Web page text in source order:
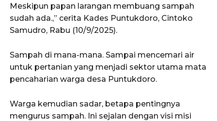
Meskipun papan larangan membuang sampah
sudah ada.,” cerita Kades Puntukdoro, Cintoko
Samudro, Rabu (10/9/2025).
Sampah di mana-mana. Sampai mencemari air
untuk pertanian yang menjadi sektor utama mata
pencaharian warga desa Puntukdoro.
Warga kemudian sadar, betapa pentingnya
mengurus sampah. Ini sejalan dengan visi misi